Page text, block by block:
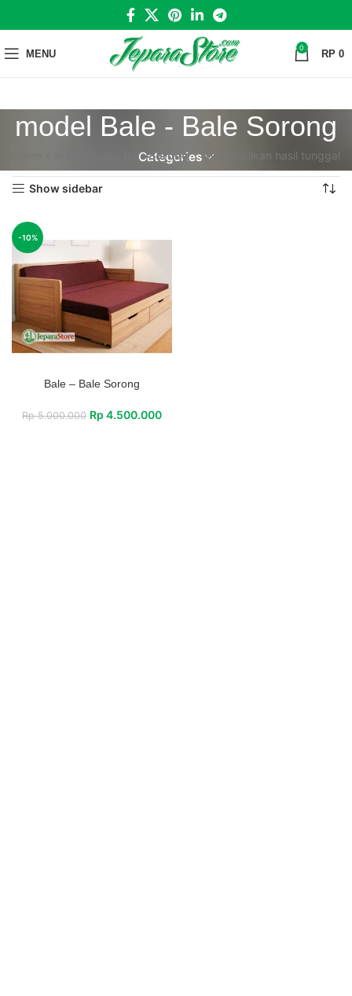
MENU 0 RP 0
model Bale - Bale Sorong
Categories
model Bale - Bale Sorong Menampilkan hasil tunggal
Show sidebar
-10%
Bale – Bale Sorong
Rp5.000.000 Rp 4.500.000